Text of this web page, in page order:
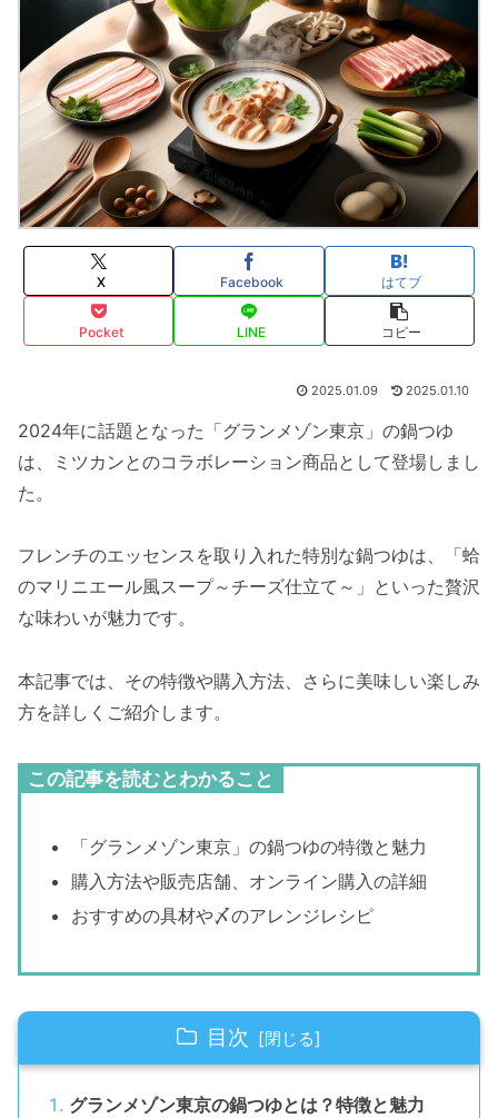
X Facebook はてブ
Pocket LINE コピー
2025.01.09 2025.01.10
2024年に話題となった「グランメゾン東京」の鍋つゆ
は、ミツカンとのコラボレーション商品として登場しまし
た。
フレンチのエッセンスを取り入れた特別な鍋つゆは、「蛤
のマリニエール風スープ～チーズ仕立て～」といった贅沢
な味わいが魅力です。
本記事では、その特徴や購入方法、さらに美味しい楽しみ
方を詳しくご紹介します。
この記事を読むとわかること
「グランメゾン東京」の鍋つゆの特徴と魅力
購入方法や販売店舗、オンライン購入の詳細
おすすめの具材や〆のアレンジレシピ
目次
グランメゾン東京の鍋つゆとは？特徴と魅力